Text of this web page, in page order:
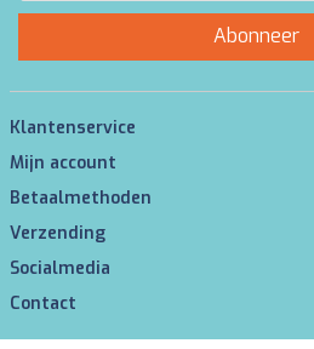
Abonneer
Klantenservice
Mijn account
Betaalmethoden
Verzending
Socialmedia
Contact